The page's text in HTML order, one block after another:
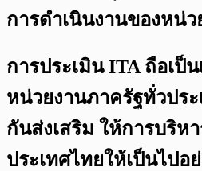
การดำเนินงานของหน่
การประเมิน ITA ถือเป็
หน่วยงานภาครัฐทั่วปร
กันส่งเสริม ให้การบริห
ประเทศไทยให้เป็นไป